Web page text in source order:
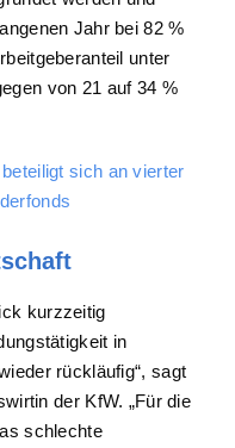
Jahr bei 82 %
unter
von 21 auf 34 %
sich an vierter
kurzzeitig
in
rückläufig“, sagt
der KfW. „Für die
schlechte